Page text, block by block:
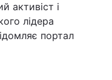
активіст і
лідера
портал